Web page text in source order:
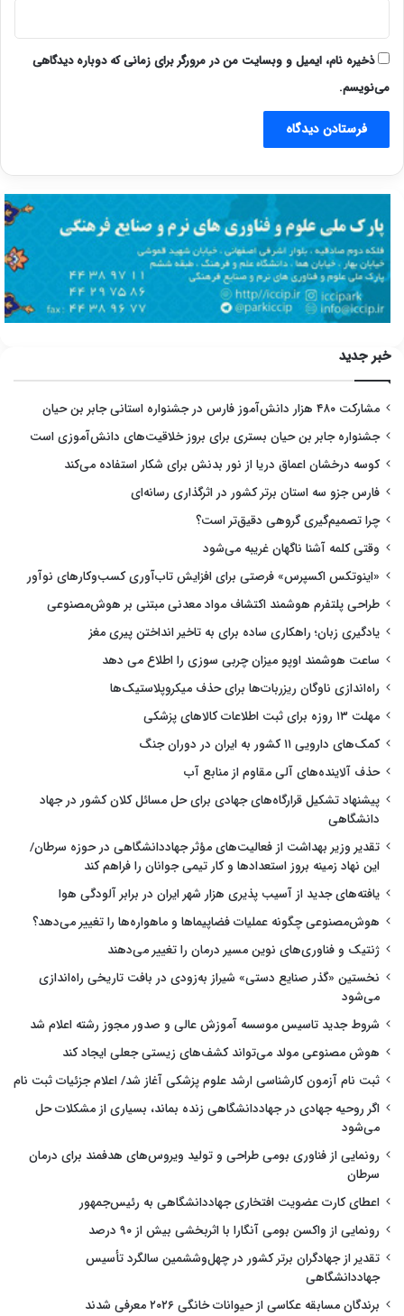
ذخیره نام، ایمیل و وبسایت من در مرورگر برای زمانی که دوباره دیدگاهی
می‌نویسم.
خبر جدید
مشارکت ۴۸۰ هزار دانش‌آموز فارس در جشنواره استانی جابر بن حیان
جشنواره جابر بن حیان بستری برای بروز خلاقیت‌های دانش‌آموزی است
کوسه درخشان اعماق دریا از نور بدنش برای شکار استفاده می‌کند
فارس جزو سه استان برتر کشور در اثرگذاری رسانه‌ای
چرا تصمیم‌گیری گروهی دقیق‌تر است؟
وقتی کلمه آشنا ناگهان غریبه می‌شود
«اینوتکس اکسپرس» فرصتی برای افزایش تاب‌آوری کسب‌وکارهای نوآور
طراحی پلتفرم هوشمند اکتشاف مواد معدنی مبتنی بر هوش‌مصنوعی
یادگیری زبان؛ راهکاری ساده برای به تاخیر انداختن پیری مغز
ساعت هوشمند اوپو میزان چربی سوزی را اطلاع می دهد
راه‌اندازی ناوگان ریزربات‌ها برای حذف میکروپلاستیک‌ها
مهلت ۱۳ روزه برای ثبت اطلاعات کالاهای پزشکی
کمک‌های دارویی ۱۱ کشور به ایران در دوران جنگ
حذف آلاینده‌های آلی مقاوم از منابع آب
پیشنهاد تشکیل قرارگاه‌های جهادی برای حل مسائل کلان کشور در جهاد
دانشگاهی
تقدیر وزیر بهداشت از فعالیت‌های مؤثر جهاددانشگاهی در حوزه سرطان/
این نهاد زمینه بروز استعدادها و کار تیمی جوانان را فراهم کند
یافته‌های جدید از آسیب پذیری هزار شهر ایران در برابر آلودگی هوا
هوش‌مصنوعی چگونه عملیات فضاپیماها و ماهواره‌ها را تغییر می‌دهد؟
ژنتیک و فناوری‌های نوین مسیر درمان را تغییر می‌دهند
نخستین «گذر صنایع دستی» شیراز به‌زودی در بافت تاریخی راه‌اندازی
می‌شود
شروط جدید تاسیس موسسه آموزش عالی و صدور مجوز رشته اعلام شد
هوش مصنوعی مولد می‌تواند کشف‌های زیستی جعلی ایجاد کند
ثبت نام آزمون کارشناسی ارشد علوم پزشکی آغاز شد/ اعلام جزئیات ثبت نام
اگر روحیه جهادی در جهاددانشگاهی زنده بماند، بسیاری از مشکلات حل
می‌شود
رونمایی از فناوری بومی طراحی و تولید ویروس‌های هدفمند برای درمان
سرطان
اعطای کارت عضویت افتخاری جهاددانشگاهی به رئیس‌جمهور
رونمایی از واکسن بومی آنگارا با اثربخشی بیش از ۹۰ درصد
تقدیر از جهادگران برتر کشور در چهل‌وششمین سالگرد تأسیس
جهاددانشگاهی
برندگان مسابقه عکاسی از حیوانات خانگی ۲۰۲۶ معرفی شدند